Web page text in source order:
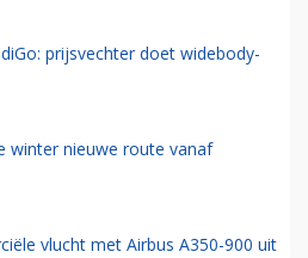
prijsvechter doet widebody-
winter nieuwe route vanaf
vlucht met Airbus A350-900 uit